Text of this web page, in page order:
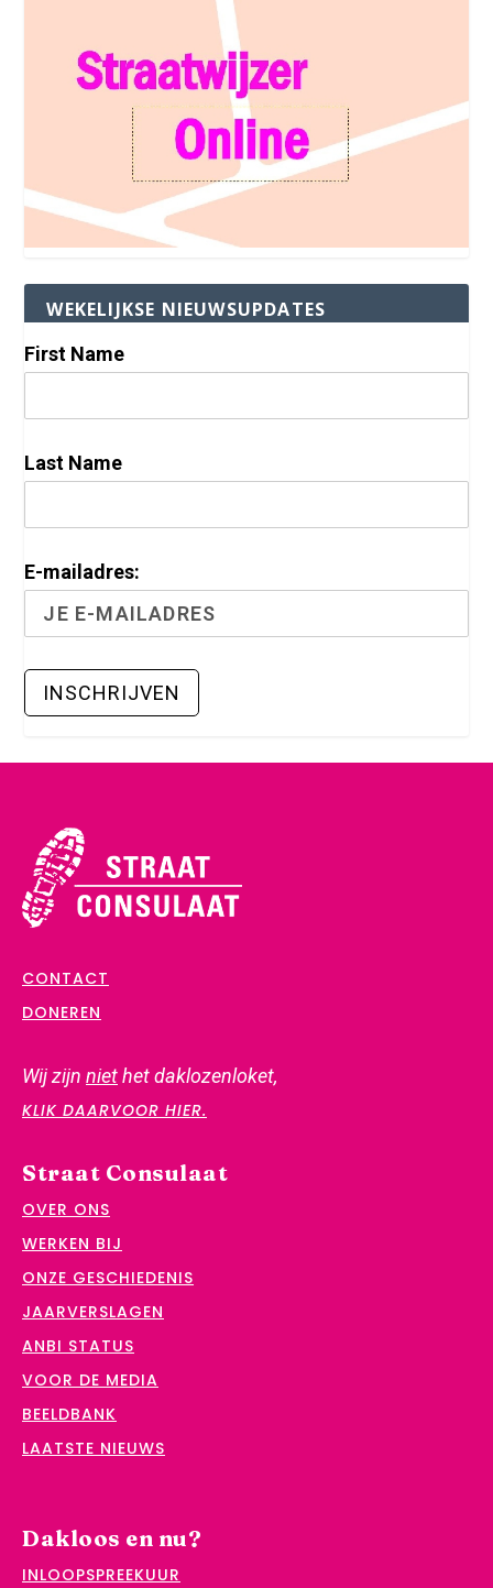
WEKELIJKSE NIEUWSUPDATES
First Name
Last Name
E-mailadres:
CONTACT
DONEREN
Wij zijn niethet daklozenloket,
KLIK DAARVOOR HIER.
Straat Consulaat
OVER ONS
WERKEN BIJ
ONZE GESCHIEDENIS
JAARVERSLAGEN
ANBI STATUS
VOOR DE MEDIA
BEELDBANK
LAATSTE NIEUWS
Dakloos en nu?
INLOOPSPREEKUUR